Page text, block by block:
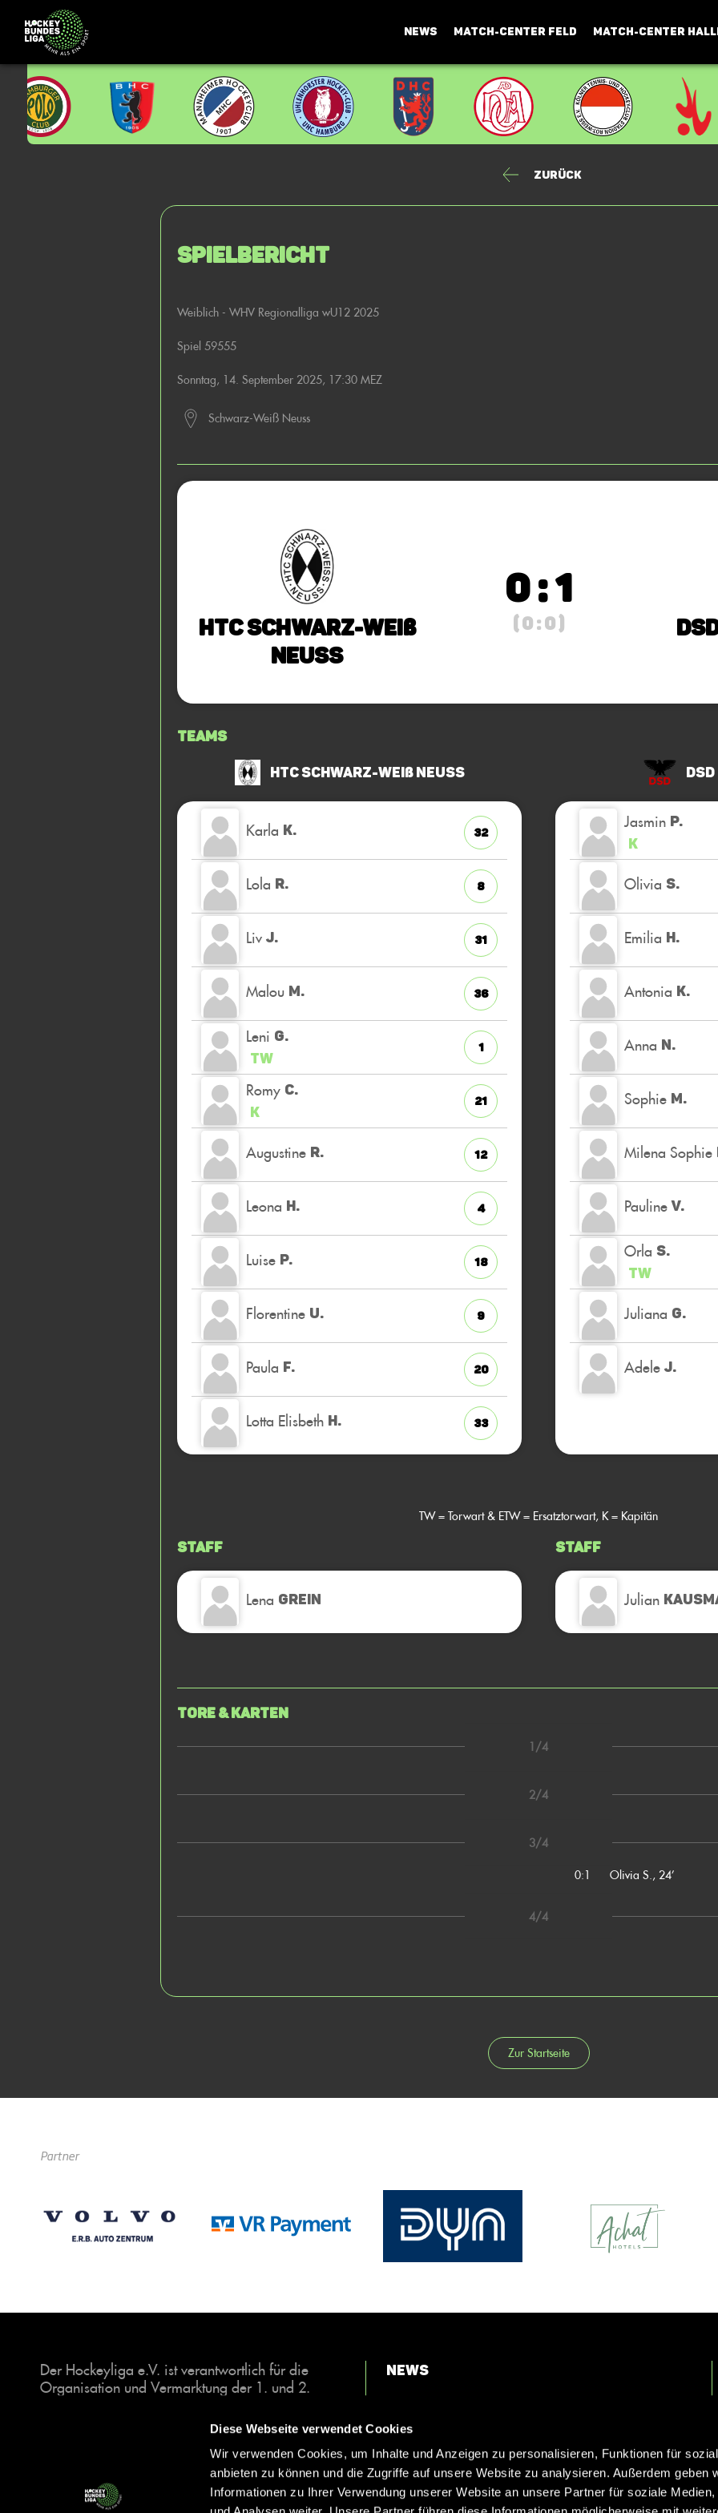
Diese Webseite verwendet Cookies
Wir verwenden Cookies, um Inhalte und Anzeigen zu personalisieren, Funktionen für
anbieten zu können und die Zugriffe auf unsere Website zu analysieren. Außerdem geben
Informationen zu Ihrer Verwendung unserer Website an unsere Partner für soziale Medien,
NEWS MATCH-CENTER FELD MATCH-CENTER
Zurück
Spielbericht
Weiblich - WHV Regionalliga wU12 2025
Spiel 59555
Sonntag, 14. September 2025, 17:30 MEZ
Schwarz-Weiß Neuss
HTC Schwarz-Weiß
Neuss
0 : 1
( 0 : 0 )
Teams
HTC Schwarz-Weiß Neuss
Karla K. 32
Lola R. 8
Liv J. 31
Malou M. 36
Leni G.
TW
1
Romy C.
K
21
Augustine R. 12
Leona H. 4
Luise P. 18
Florentine U. 9
Paula F. 20
Lotta Elisbeth H. 33
Jasmin P.
K
Olivia S.
Emilia H.
Antonia K.
Anna N.
Sophie M.
Milena Sophie
Pauline V.
Orla S.
TW
Juliana G.
Adele J.
TW = Torwart & ETW = Ersatztorwart, K = Kapitän
Staff
Lena GREIN
Staff
Julian
Tore & Karten
1/4
2/4
3/4
0:1 Olivia S., 24’
4/4
Zur Startseite
Partner
Der Hockeyliga e.V. ist verantwortlich für die
Organisation und Vermarktung der 1. und 2.
Halle. Insgesamt sind über 60 Vereine unter dem
Dach der Hockeyliga organisiert, sowohl im
Herren als auch im Damen Bereich.
News
Kontakt